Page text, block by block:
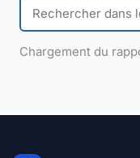
Chargement du